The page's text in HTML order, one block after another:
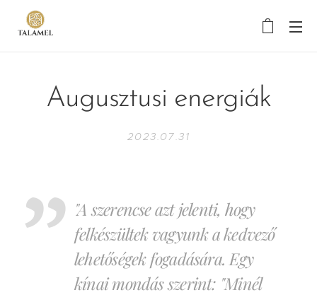
Augusztusi energiák
2023.07.31
"A szerencse azt jelenti, hogy
felkészültek vagyunk a kedvező
lehetőségek fogadására. Egy
kínai mondás szerint: "Minél